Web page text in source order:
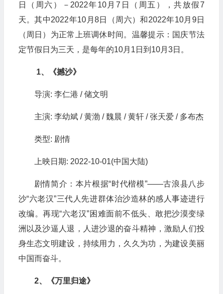
日（周六）－2022年10月7日（周五），共放假7
天。其中2022年10月8日（周六）和2022年10月9日
（周日）为正常上班调休时间。温馨提示：国庆节法
定节假日为三天，是每年的10月1日到10月3日。
1、《撼沙》
导演: 李仁港 / 储文明
主演: 李幼斌 / 黄渤 / 魏晨 / 黄轩 / 张天爱 / 多布杰
类型: 剧情
上映日期: 2022-10-01(中国大陆)
剧情简介：本片根据“时代楷模”——古浪县八步
沙“六老汉”三代人先进群体治沙造林的感人事迹进行
改编。再现“六老汉”困难面前不低头、敢把沙漠变绿
洲以及沙逼人退，人进沙退的奋斗精神，激励人们投
身生态文明建设，持续用力，久久为功，为建设美丽
中国而奋斗。
2、《万里归途》